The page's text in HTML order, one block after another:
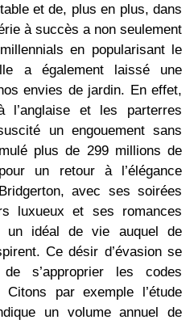
et de, plus en plus, dans
à succès a non seulement
en popularisant le
a également laissé une
envies de jardin. En effet,
l’anglaise et les parterres
un engouement sans
plus de 299 millions de
un retour à l’élégance
avec ses soirées
luxueux et ses romances
un idéal de vie auquel de
Ce désir d’évasion se
s’approprier les codes
par exemple l’étude
un volume annuel de